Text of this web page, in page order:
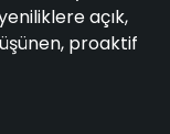
açık,
proaktif